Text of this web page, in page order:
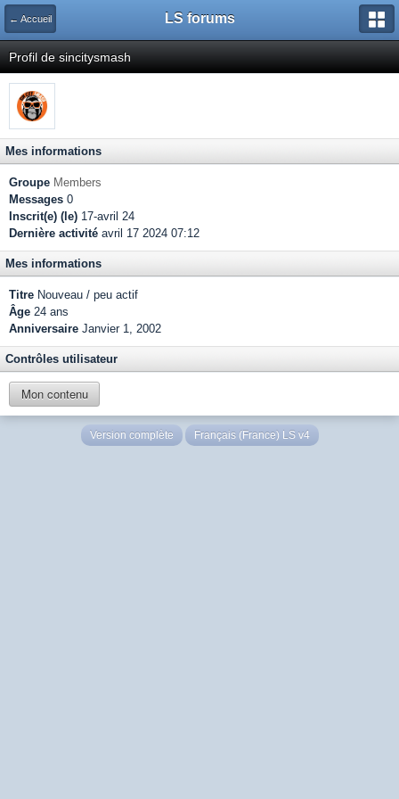
← Accueil LS forums
Profil de sincitysmash
Mes informations
Groupe Members
Messages 0
Inscrit(e) (le) 17-avril 24
Dernière activité avril 17 2024 07:12
Mes informations
Titre Nouveau / peu actif
Âge 24 ans
Anniversaire Janvier 1, 2002
Contrôles utilisateur
Mon contenu
Version complète Français (France) LS v4